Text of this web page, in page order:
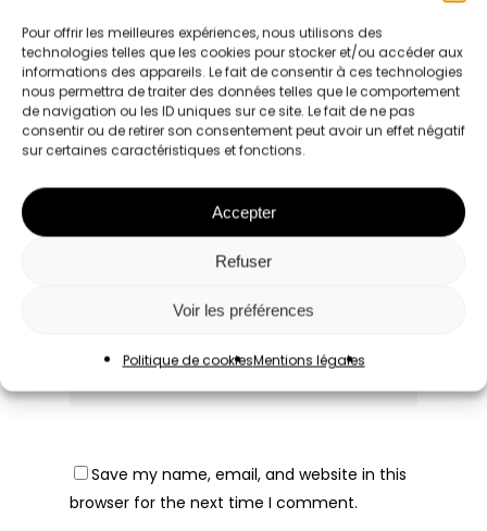
Pour offrir les meilleures expériences, nous utilisons des
technologies telles que les cookies pour stocker et/ou accéder aux
informations des appareils. Le fait de consentir à ces technologies
nous permettra de traiter des données telles que le comportement
de navigation ou les ID uniques sur ce site. Le fait de ne pas
consentir ou de retirer son consentement peut avoir un effet négatif
sur certaines caractéristiques et fonctions.
Accepter
Refuser
Voir les préférences
Politique de cookiesMentions légales
Name*
Email*
Save my name, email, and website in this
browser for the next time I comment.